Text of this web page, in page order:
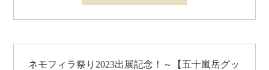
ネモフィラ祭り2023出展記念！～【五十嵐岳グッ